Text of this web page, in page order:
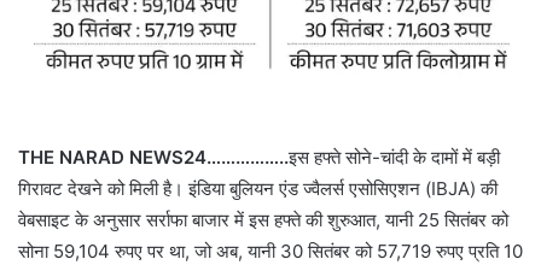
THE NARAD NEWS24……………..इस हफ्ते सोने-चांदी के दामों में बड़ी
गिरावट देखने को मिली है। इंडिया बुलियन एंड ज्वैलर्स एसोसिएशन (IBJA) की
वेबसाइट के अनुसार सर्राफा बाजार में इस हफ्ते की शुरुआत, यानी 25 सितंबर को
सोना 59,104 रुपए पर था, जो अब, यानी 30 सितंबर को 57,719 रुपए प्रति 10